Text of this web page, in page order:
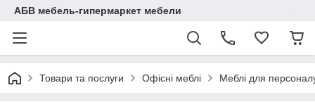
АБВ мебель-гипермаркет мебели
Товари та послуги Офісні меблі Меблі для